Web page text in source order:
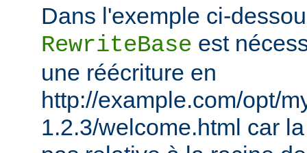
Dans l'exemple ci-
RewriteBase est
une réécriture en
http://example.com/opt/
1.2.3/welcome.html car